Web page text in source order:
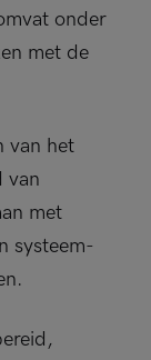
onder
met de
van het
van
met
systeem-